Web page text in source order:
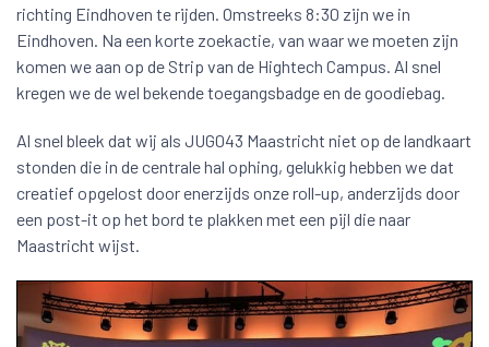
richting Eindhoven te rijden. Omstreeks 8:30 zijn we in
Eindhoven. Na een korte zoekactie, van waar we moeten zijn
komen we aan op de Strip van de Hightech Campus. Al snel
kregen we de wel bekende toegangsbadge en de goodiebag.
Al snel bleek dat wij als JUG043 Maastricht niet op de landkaart
stonden die in de centrale hal ophing, gelukkig hebben we dat
creatief opgelost door enerzijds onze roll-up, anderzijds door
een post-it op het bord te plakken met een pijl die naar
Maastricht wijst.